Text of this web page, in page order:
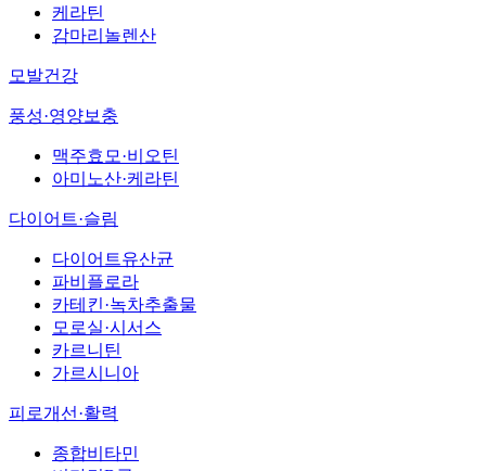
케라틴
감마리놀렌산
모발건강
풍성·영양보충
맥주효모·비오틴
아미노산·케라틴
다이어트·슬림
다이어트유산균
파비플로라
카테킨·녹차추출물
모로실·시서스
카르니틴
가르시니아
피로개선·활력
종합비타민